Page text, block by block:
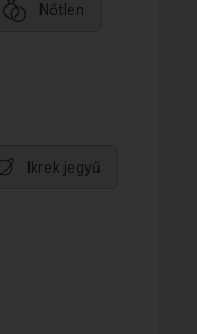
Nőtlen
Ikrek jegyű